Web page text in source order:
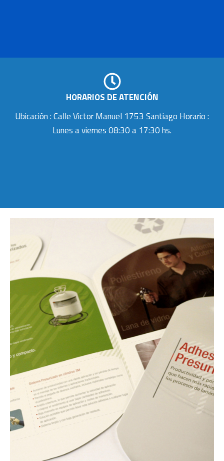
HORARIOS DE ATENCIÓN
Ubicación : Calle Victor Manuel 1753 Santiago Horario :
Lunes a viernes 08:30 a 17:30 hs.